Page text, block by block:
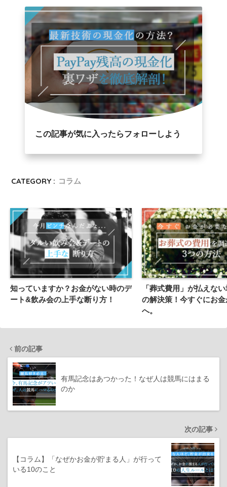
この記事が気に入ったらフォローしよう
CATEGORY : コラム
知っていますか？お金がない時のデ
ート&飲み会の上手な断り方！
「葬式費用」が払えな
の解決策！今すぐにお
へ。
前の記事
有馬記念はあつかった！なぜ人は競馬にはまる
のか
次の記事
【コラム】「なぜかお金が貯まる人」が行って
いる10のこと